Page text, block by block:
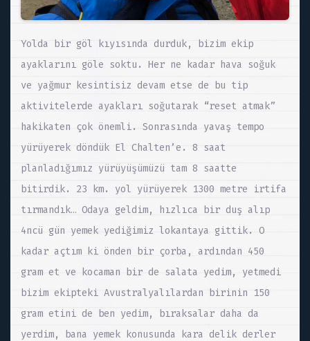
Yolda bir göl kıyısında durduk, bizim ekip
ayaklarını göle soktu. Her ne kadar hava soğuk
ve yağmur kesintisiz devam etse de bu tip
aktivitelerde ayakları soğutarak “reset atmak”
hakikaten çok önemli. Sonrasında yavaş tempo
yürüyerek döndük El Chalten’e. 8 saat
planladığımız yürüyüşümüzü tam 8 saatte
bitirdik. 23 km. yol yürüyerek 1300 metre irtifa
tırmandık… Odaya geldim, hızlıca bir duş alıp
4ncü gün yemek yediğimiz lokantaya gittik. O
kadar açtım ki önden bir çorba, ardından 450
gram et ve kocaman bir de salata yedim, yetmedi
bizim ekipteki Avustralyalılardan birinin 150
gram etini de ben yedim, bıraksalar daha da
yerdim, bana yemek konusunda kara delik derler